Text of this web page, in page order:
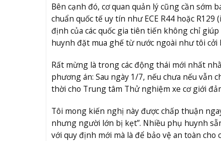
Bên cạnh đó, cơ quan quản lý cũng cần sớm
chuẩn quốc tế uy tín như ECE R44 hoặc R129
định của các quốc gia tiên tiến không chỉ
huynh đặt mua ghế từ nước ngoài như tôi
Rất mừng là trong các động thái mới nhất
phương án: Sau ngày 1/7, nếu chưa nếu
thời cho Trung tâm Thử nghiệm xe cơ giới
Tôi mong kiến nghị này được chấp thuận
nhưng người lớn bị kẹt”. Nhiều phụ huynh
với quy định mới mà là để bảo vệ an toàn cho